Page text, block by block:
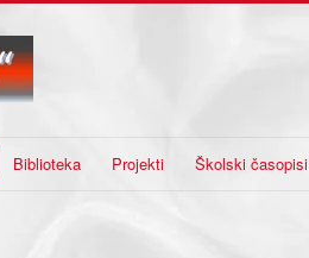
Biblioteka Projekti Školski časopisi